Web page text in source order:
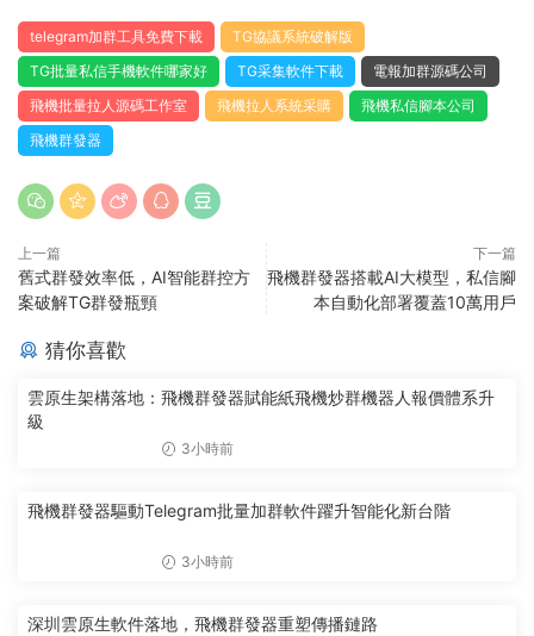
telegram加群工具免費下載
TG協議系統破解版
TG批量私信手機軟件哪家好
TG采集軟件下載
電報加群源碼公司
飛機批量拉人源碼工作室
飛機拉人系統采購
飛機私信腳本公司
飛機群發器
上一篇
舊式群發效率低，AI智能群控方
案破解TG群發瓶頸
下一篇
飛機群發器搭載AI大模型，私信腳
本自動化部署覆蓋10萬用戶
猜你喜歡
雲原生架構落地：飛機群發器賦能紙飛機炒群機器人報價體系升
級
3小時前
飛機群發器驅動Telegram批量加群軟件躍升智能化新台階
3小時前
深圳雲原生軟件落地，飛機群發器重塑傳播鏈路